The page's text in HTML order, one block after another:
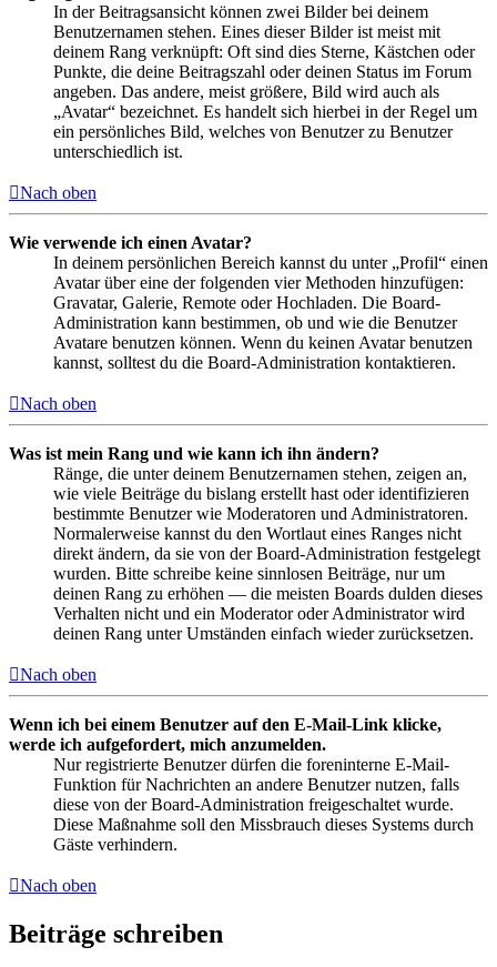
In der Beitragsansicht können zwei Bilder bei deinem
Benutzernamen stehen. Eines dieser Bilder ist meist mit
deinem Rang verknüpft: Oft sind dies Sterne, Kästchen oder
Punkte, die deine Beitragszahl oder deinen Status im Forum
angeben. Das andere, meist größere, Bild wird auch als
„Avatar“ bezeichnet. Es handelt sich hierbei in der Regel um
ein persönliches Bild, welches von Benutzer zu Benutzer
unterschiedlich ist.
Nach oben
Wie verwende ich einen Avatar?
In deinem persönlichen Bereich kannst du unter „Profil“ einen
Avatar über eine der folgenden vier Methoden hinzufügen:
Gravatar, Galerie, Remote oder Hochladen. Die Board-
Administration kann bestimmen, ob und wie die Benutzer
Avatare benutzen können. Wenn du keinen Avatar benutzen
kannst, solltest du die Board-Administration kontaktieren.
Nach oben
Was ist mein Rang und wie kann ich ihn ändern?
Ränge, die unter deinem Benutzernamen stehen, zeigen an,
wie viele Beiträge du bislang erstellt hast oder identifizieren
bestimmte Benutzer wie Moderatoren und Administratoren.
Normalerweise kannst du den Wortlaut eines Ranges nicht
direkt ändern, da sie von der Board-Administration festgelegt
wurden. Bitte schreibe keine sinnlosen Beiträge, nur um
deinen Rang zu erhöhen — die meisten Boards dulden dieses
Verhalten nicht und ein Moderator oder Administrator wird
deinen Rang unter Umständen einfach wieder zurücksetzen.
Nach oben
Wenn ich bei einem Benutzer auf den E-Mail-Link klicke,
werde ich aufgefordert, mich anzumelden.
Nur registrierte Benutzer dürfen die foreninterne E-Mail-
Funktion für Nachrichten an andere Benutzer nutzen, falls
diese von der Board-Administration freigeschaltet wurde.
Diese Maßnahme soll den Missbrauch dieses Systems durch
Gäste verhindern.
Nach oben
Beiträge schreiben